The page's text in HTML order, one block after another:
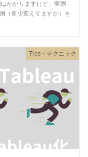
かかりますけど。実際
（多少変えてますが）を
Tips・テクニック